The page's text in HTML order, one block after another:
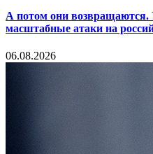
А потом они возвращаются.
масштабные атаки на
06.08.2026